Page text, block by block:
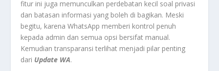
fitur ini juga memunculkan perdebatan kecil soal privasi
dan batasan informasi yang boleh di bagikan. Meski
begitu, karena WhatsApp memberi kontrol penuh
kepada admin dan semua opsi bersifat manual.
Kemudian transparansi terlihat menjadi pilar penting
dari Update WA.